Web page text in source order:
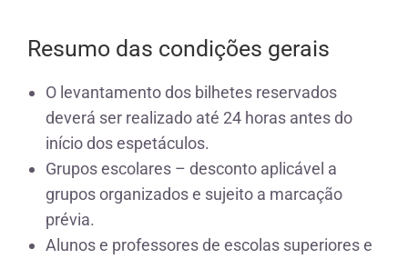
Resumo das condições gerais
O levantamento dos bilhetes reservados
deverá ser realizado até 24 horas antes do
início dos espetáculos.
Grupos escolares – desconto aplicável a
grupos organizados e sujeito a marcação
prévia.
Alunos e professores de escolas superiores e